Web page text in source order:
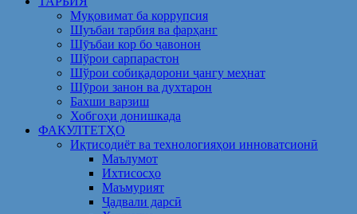
Муқовимат ба коррупсия
Шуъбаи тарбия ва фарҳанг
Шӯъбаи кор бо ҷавонон
Шўрои сарпарастон
Шўрои собиқадорони ҷангу меҳнат
Шӯрои занон ва духтарон
Бахши варзиш
Хобгоҳи донишкада
ФАКУЛТЕТҲО
Иқтисодиёт ва технологияҳои инноватсионӣ
Маълумот
Ихтисосҳо
Маъмурият
Ҷадвали дарсӣ